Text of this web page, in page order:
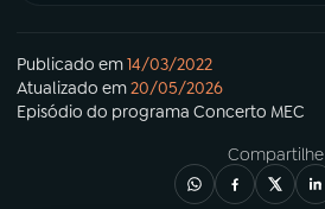
Publicado em14/03/2022
Atualizado em20/05/2026
Episódio do programa Concerto MEC
Compartilhe